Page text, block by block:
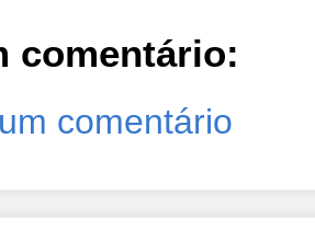
comentário:
comentário